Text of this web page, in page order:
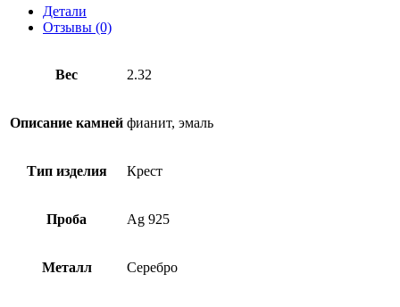
пробы
Детали
Отзывы (0)
Вес 2.32
Описание камней фианит, эмаль
Тип изделия Крест
Проба Ag 925
Металл Серебро